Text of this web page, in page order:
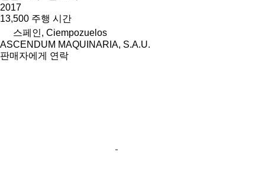
2017
13,500 주행 시간
스페인, Ciempozuelos
ASCENDUM MAQUINARIA, S.A.U.
판매자에게 연락